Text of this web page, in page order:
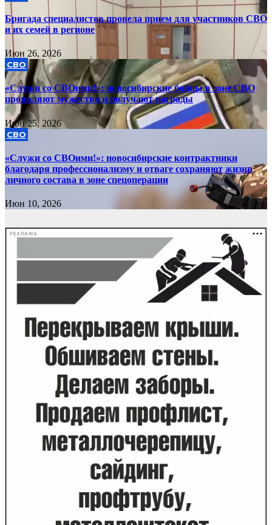
Бригада специалистов провела прием для участников СВО
и их семей в регионе
Июн 26, 2026
СВО
«Служи со СВОими!»: новосибирские бойцы в зоне СВО
проявляют мужество и получают награды
Июн 25, 2026
СВО
«Служи со СВОими!»: новосибирские контрактники
благодаря профессионализму и отваге сохраняют жизни
личного состава в зоне спецоперации
Июн 10, 2026
РЕКЛАМА